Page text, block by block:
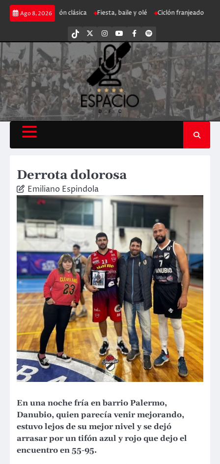
Saltar
Ago 8, 2026
Decepción clásica Fiesta, baile y olé Ciclón franjeado
tiktok TwitterInstagramYoutube
Facebook
Spotify
Derrota dolorosa
Emiliano Espindola
En una noche fría en barrio Palermo,
Danubio, quien parecía venir mejorando,
estuvo lejos de su mejor nivel y se dejó
arrasar por un tifón azul y rojo que dejo el
encuentro en 55-95.